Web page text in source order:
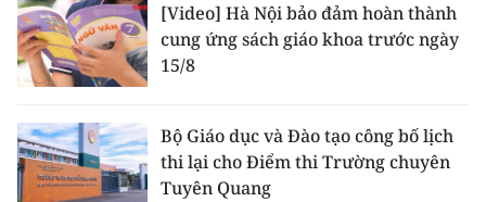
[Video] Hà Nội bảo đảm hoàn thành
cung ứng sách giáo khoa trước ngày
15/8
Bộ Giáo dục và Đào tạo công bố lịch
thi lại cho Điểm thi Trường chuyên
Tuyên Quang